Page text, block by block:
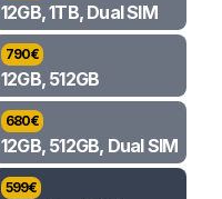
12GB, 1TB, Dual SIM
790€
12GB, 512GB
680€
12GB, 512GB, Dual SIM
599€